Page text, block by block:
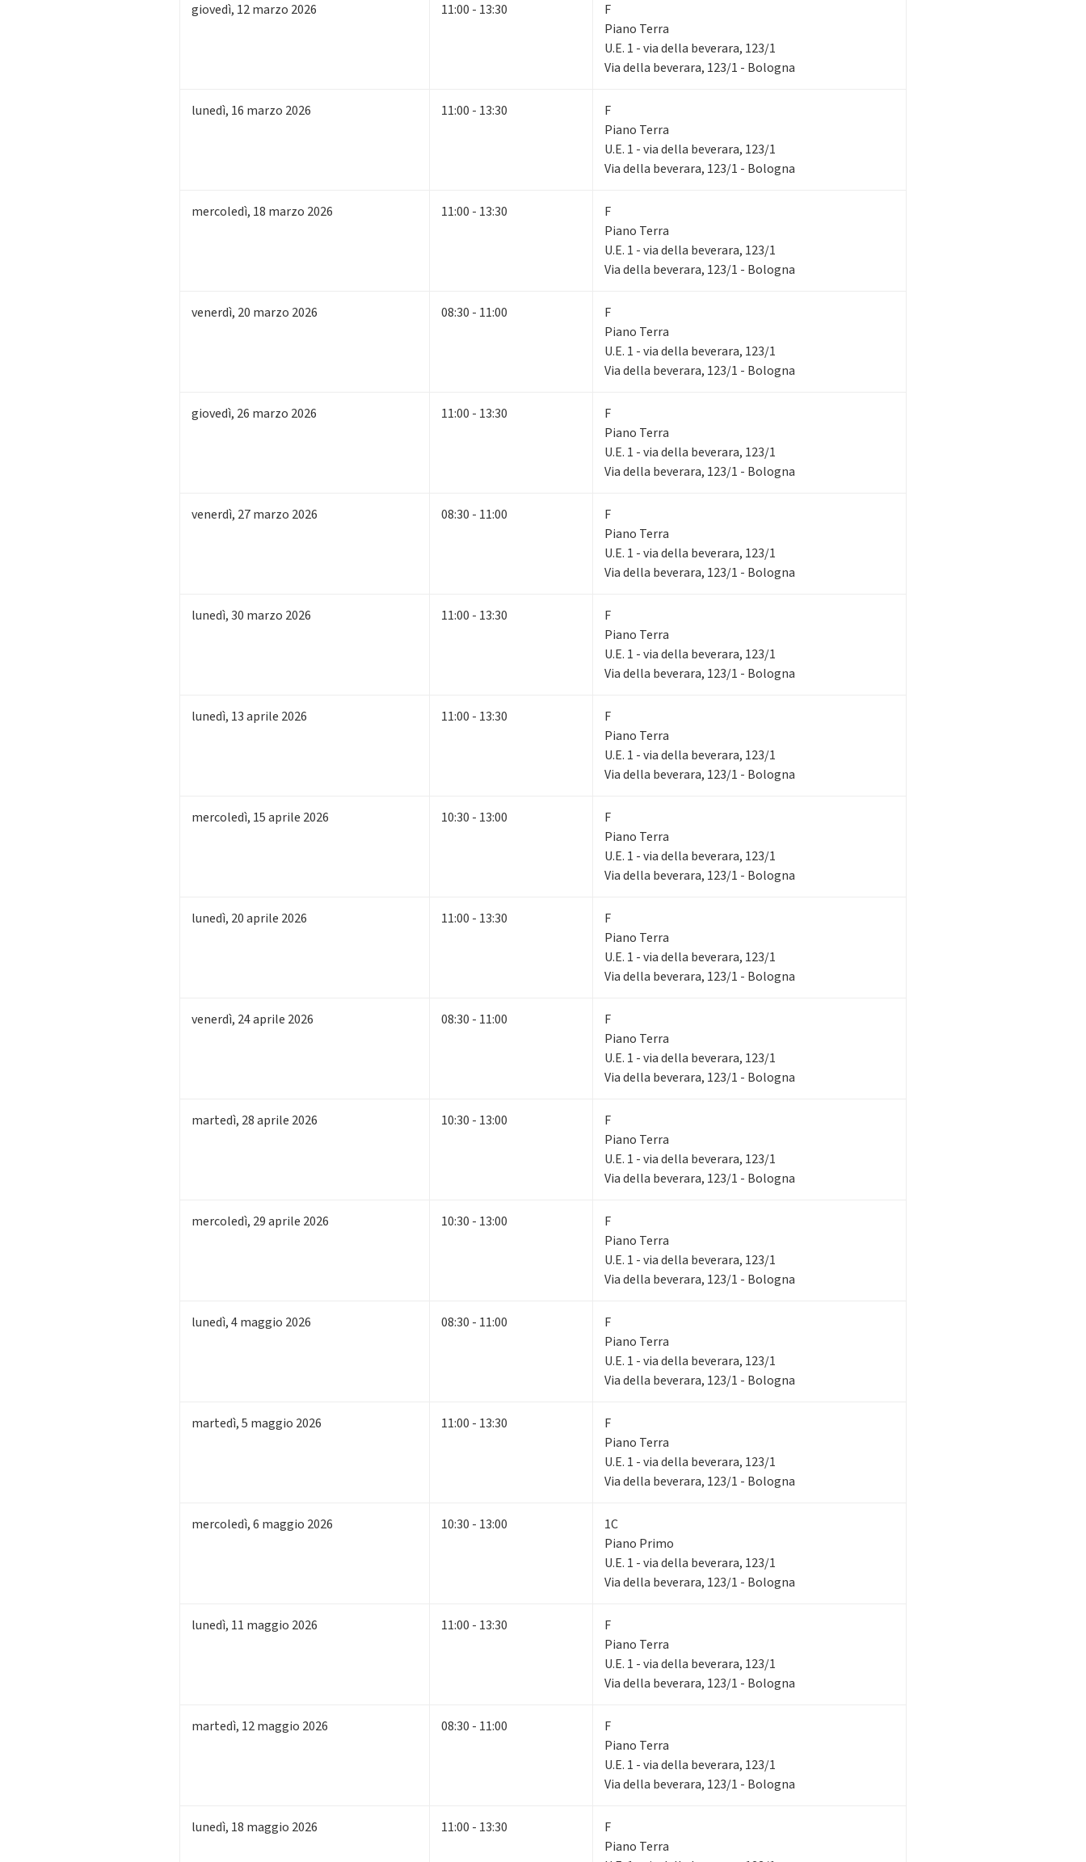
giovedì, 12marzo 2026 11:00 - 13:30
F
Piano Terra
U.E. 1 - via della beverara, 123/1
Via della beverara, 123/1 - Bologna
lunedì, 16 marzo 2026 11:00 - 13:30
F
Piano Terra
U.E. 1 - via della beverara, 123/1
Via della beverara, 123/1 - Bologna
mercoledì, 18 marzo 2026 11:00 - 13:30
F
Piano Terra
U.E. 1 - via della beverara, 123/1
Via della beverara, 123/1 - Bologna
venerdì, 20 marzo 2026 08:30 - 11:00
F
Piano Terra
U.E. 1 - via della beverara, 123/1
Via della beverara, 123/1 - Bologna
giovedì, 26 marzo 2026 11:00 - 13:30
F
Piano Terra
U.E. 1 - via della beverara, 123/1
Via della beverara, 123/1 - Bologna
venerdì, 27marzo 2026 08:30 - 11:00
F
Piano Terra
U.E. 1 - via della beverara, 123/1
Via della beverara, 123/1 - Bologna
lunedì,30 marzo 2026 11:00 - 13:30
F
Piano Terra
U.E. 1 - via della beverara, 123/1
Via della beverara, 123/1 - Bologna
lunedì, 13aprile 2026 11:00 - 13:30
F
Piano Terra
U.E. 1 - via della beverara, 123/1
Via della beverara, 123/1 - Bologna
mercoledì, 15aprile 2026 10:30 - 13:00
F
Piano Terra
U.E. 1 - via della beverara, 123/1
Via della beverara, 123/1 - Bologna
lunedì, 20aprile 2026 11:00 - 13:30
F
Piano Terra
U.E. 1 - via della beverara, 123/1
Via della beverara, 123/1 - Bologna
venerdì, 24aprile 2026 08:30 - 11:00
F
Piano Terra
U.E. 1 - via della beverara, 123/1
Via della beverara, 123/1 - Bologna
martedì, 28aprile 2026 10:30 - 13:00
F
Piano Terra
U.E. 1 - via della beverara, 123/1
Via della beverara, 123/1 - Bologna
mercoledì, 29aprile 2026 10:30 - 13:00
F
Piano Terra
U.E. 1 - via della beverara, 123/1
Via della beverara, 123/1 - Bologna
lunedì,4maggio 2026 08:30 - 11:00
F
Piano Terra
U.E. 1 - via della beverara, 123/1
Via della beverara, 123/1 - Bologna
martedì,5 maggio 2026 11:00 - 13:30
F
Piano Terra
U.E. 1 - via della beverara, 123/1
Via della beverara, 123/1 - Bologna
mercoledì,6 maggio 2026 10:30 - 13:00
1C
Piano Primo
U.E. 1 - via della beverara, 123/1
Via della beverara, 123/1 - Bologna
lunedì, 11 maggio 2026 11:00 - 13:30
F
Piano Terra
U.E. 1 - via della beverara, 123/1
Via della beverara, 123/1 - Bologna
martedì, 12maggio 2026 08:30 - 11:00
F
Piano Terra
U.E. 1 - via della beverara, 123/1
Via della beverara, 123/1 - Bologna
lunedì, 18 maggio 2026 11:00 - 13:30
F
Piano Terra